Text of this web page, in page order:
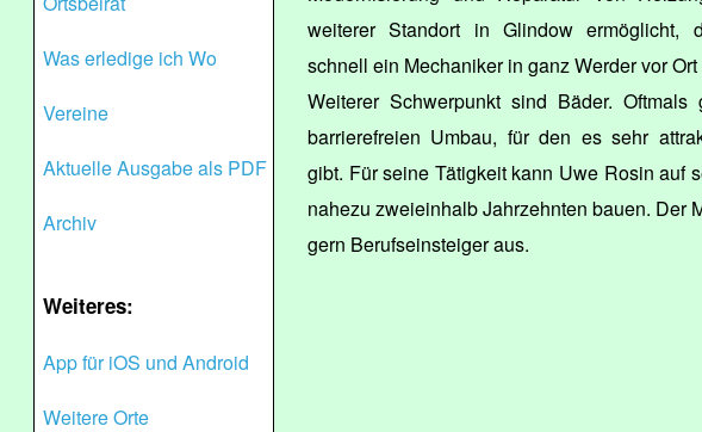
Was erledige ich Wo
Vereine
Aktuelle Ausgabe als PDF
Archiv
Weiteres:
App für iOS und Android
Weitere Orte
weiterer Standort in Glindow ermöglicht,
schnell ein Mechaniker in ganz Werder vor
Weiterer Schwerpunkt sind Bäder.
barrierefreien Umbau, für den es sehr
gibt. Für seine Tätigkeit kann Uwe Rosin auf
nahezu zweieinhalb Jahrzehnten bauen. Der
gern Berufseinsteiger aus.